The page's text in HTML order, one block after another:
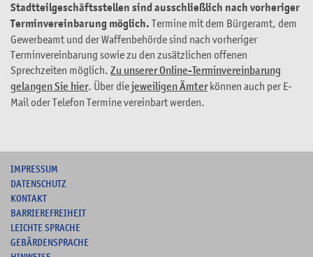
Stadtteilgeschäftsstellen sind ausschließlich nach vorheriger
Terminvereinbarung möglich. Termine mit dem Bürgeramt, dem
Gewerbeamt und der Waffenbehörde sind nach vorheriger
Terminvereinbarung sowie zu den zusätzlichen offenen
Sprechzeiten möglich. Zu unserer Online-Terminvereinbarung
gelangen Sie hier. Über diejeweiligen Ämterkönnen auch per E-
Mail oder Telefon Termine vereinbart werden.
IMPRESSUM
DATENSCHUTZ
KONTAKT
BARRIEREFREIHEIT
LEICHTE SPRACHE
GEBÄRDENSPRACHE